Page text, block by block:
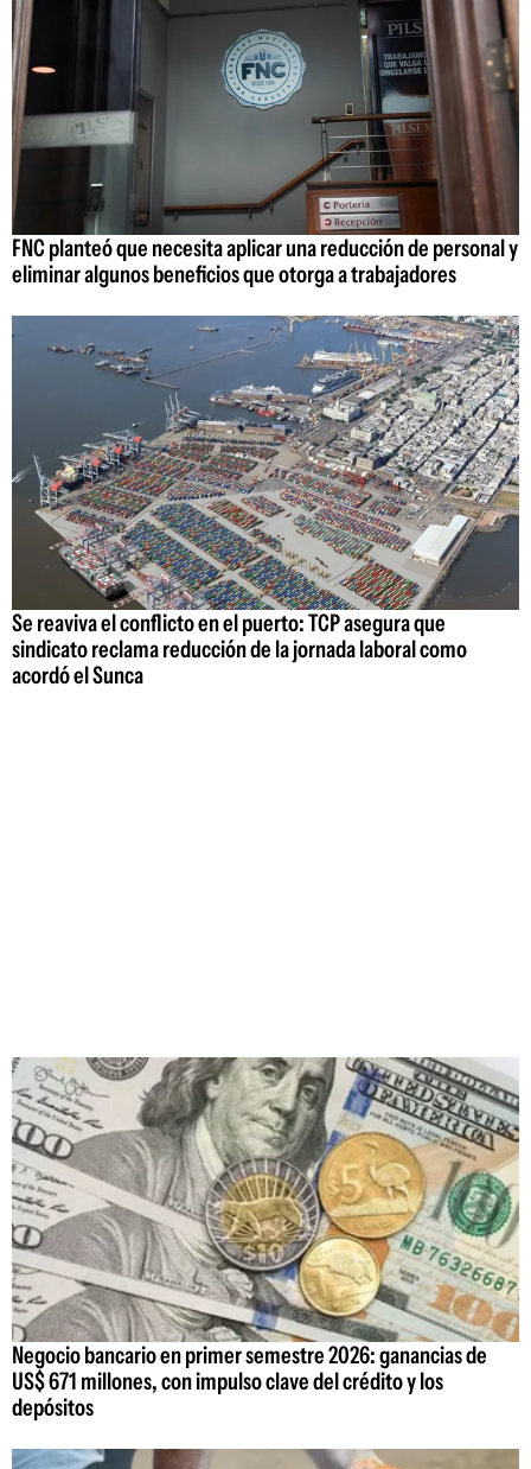
FNC planteó que necesita aplicar una reducción de personal y
eliminar algunos beneficios que otorga a trabajadores
Se reaviva el conflicto en el puerto: TCP asegura que
sindicato reclama reducción de la jornada laboral como
acordó el Sunca
Negocio bancario en primer semestre 2026: ganancias de
US$ 671 millones, con impulso clave del crédito y los
depósitos